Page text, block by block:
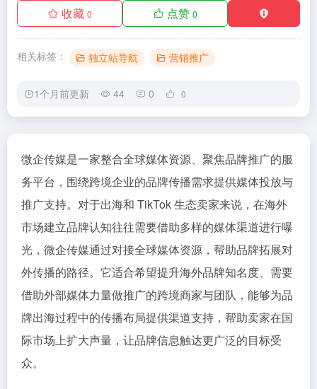
收藏 0 点赞 0
相关标签： 独立站导航 营销推广
1个月前更新 44 0 0
微企传媒是一家整合全球媒体资源、聚焦品牌推广的服
务平台，围绕跨境企业的品牌传播需求提供媒体投放与
推广支持。对于出海和 TikTok 生态卖家来说，在海外
市场建立品牌认知往往需要借助多样的媒体渠道进行曝
光，微企传媒通过对接全球媒体资源，帮助品牌拓展对
外传播的路径。它适合希望提升海外品牌知名度、需要
借助外部媒体力量做推广的跨境商家与团队，能够为品
牌出海过程中的传播布局提供渠道支持，帮助卖家在国
际市场上扩大声量，让品牌信息触达更广泛的目标受
众。